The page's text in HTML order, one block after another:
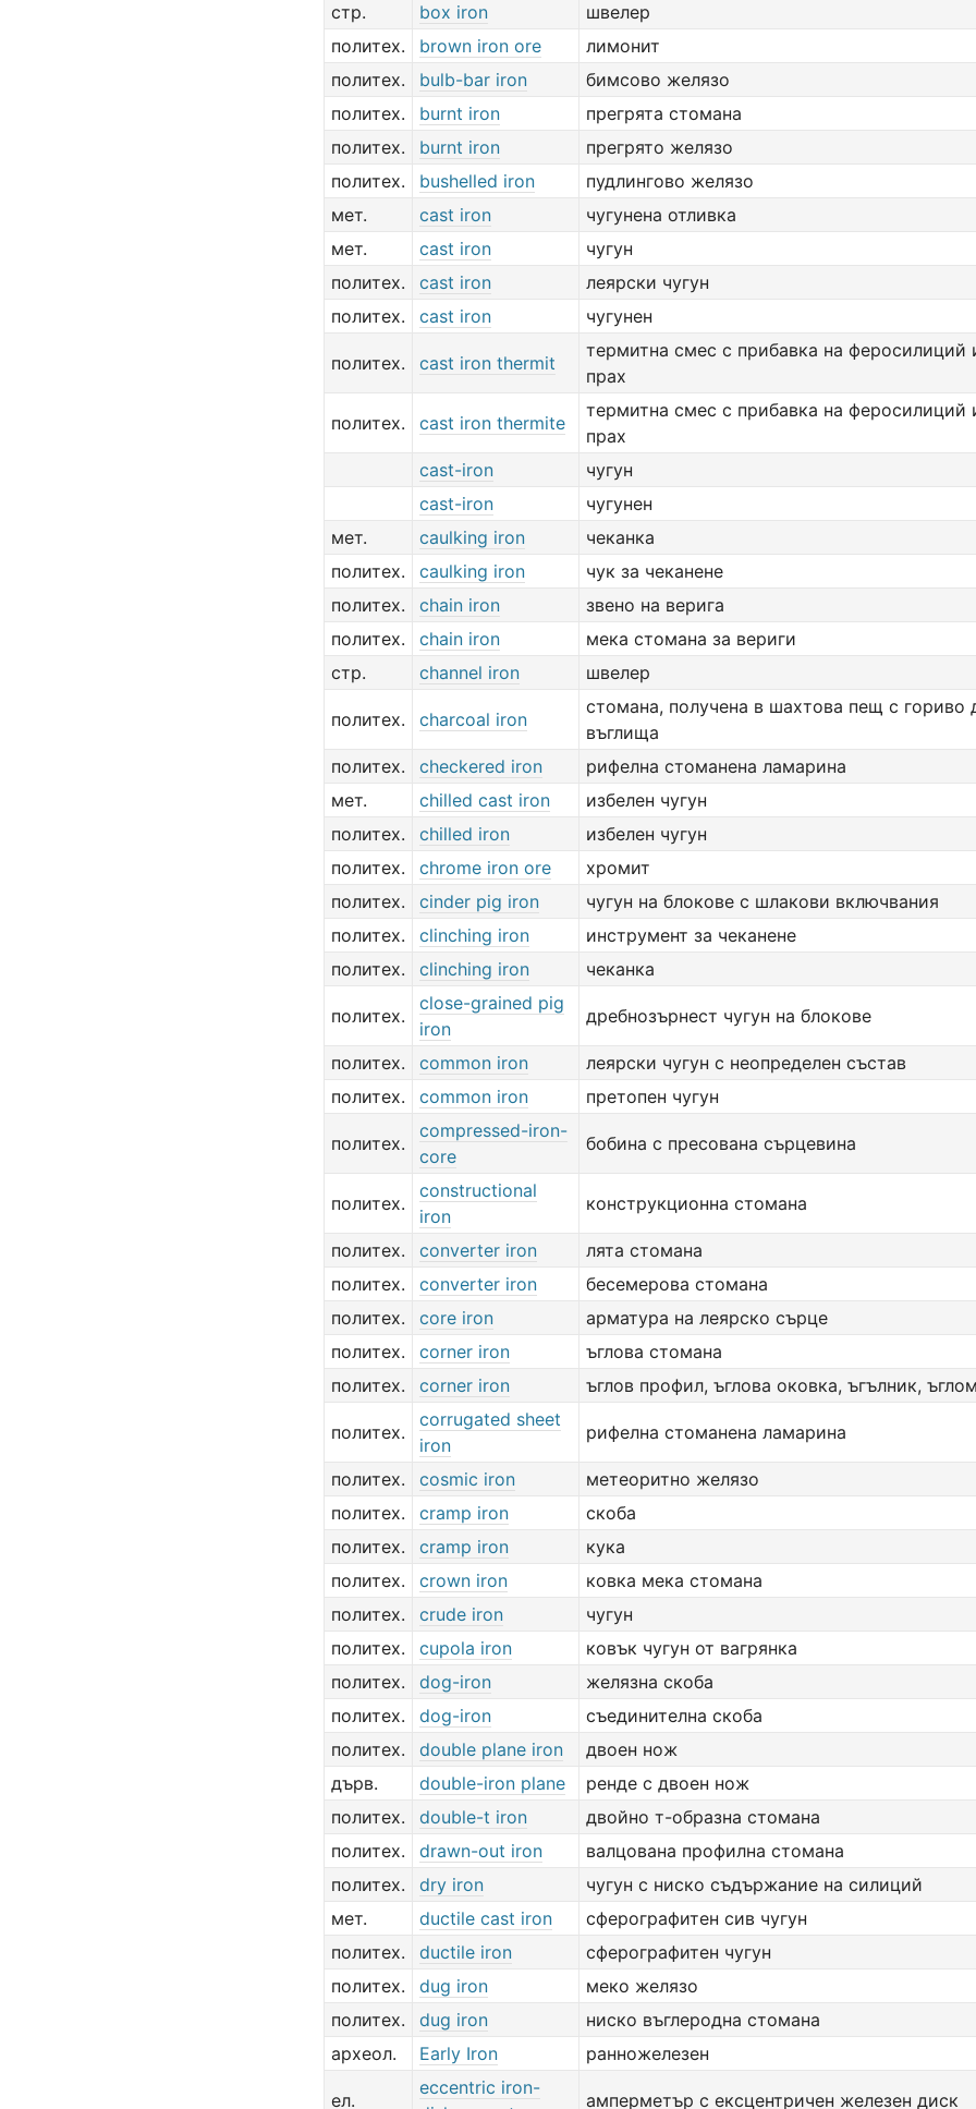
стр.
box iron
швелер
политех.
brown iron ore
лимонит
политех.
bulb-bar iron
бимсово желязо
политех.
burnt iron
прегрята стомана
политех.
burnt iron
прегрято желязо
политех.
bushelled iron
пудлингово желязо
мет.
cast iron
чугунена отливка
мет.
cast iron
чугун
политех.
cast iron
леярски чугун
политех.
cast iron чугунен
политех. cast iron thermit
термитна смес с прибавка на феросилиций
прах
политех. cast iron thermite
термитна смес с прибавка на феросилиций
прах
cast-iron
чугун
cast-iron
чугунен
мет.
caulking iron
чеканка
политех.
caulking iron
чук за чеканене
политех.
chain iron
звено на верига
политех.
chain iron
мека стомана за вериги
стр.
channel iron швелер
политех. charcoal iron
стомана, получена в шахтова пещ с гориво
въглища
политех.
checkered iron
рифелна стоманена ламарина
мет.
chilled cast iron
избелен чугун
политех.
chilled iron
избелен чугун
политех.
chrome iron ore
хромит
политех.
cinder pig iron
чугун на блокове с шлакови включвания
политех.
clinching iron
инструмент за чеканене
политех.
clinching iron чеканка
политех.
close-grained pig
iron
дребнозърнест чугун на блокове
политех. common iron
леярски чугун с неопределен състав
политех.
common iron претопен чугун
политех.
compressed-iron-
core
бобина с пресована сърцевина
политех.
constructional
iron
конструкционна стомана
политех. converter iron
лята стомана
политех.
converter iron
бесемерова стомана
политех.
core iron
арматура на леярско сърце
политех.
corner iron
ъглова стомана
политех.
corner iron ъглов профил, ъглова оковка, ъгълник,
политех.
corrugated sheet
iron
рифелна стоманена ламарина
политех. cosmic iron
метеоритно желязо
политех.
cramp iron
скоба
политех.
cramp iron
кука
политех.
crown iron
ковка мека стомана
политех.
crude iron
чугун
политех.
cupola iron
ковък чугун от вагрянка
политех.
dog-iron
желязна скоба
политех.
dog-iron
съединителна скоба
политех.
double plane iron
двоен нож
дърв.
double-iron plane
ренде с двоен нож
политех.
double-t iron
двойно т-образна стомана
политех.
drawn-out iron
валцована профилна стомана
политех.
dry iron
чугун с ниско съдържание на силиций
мет.
ductile cast iron
сферографитен сив чугун
политех.
ductile iron
сферографитен чугун
политех.
dug iron
меко желязо
политех.
dug iron
ниско въглеродна стомана
археол.
Early Iron ранножелезен
ел.
eccentric iron-
амперметър с ексцентричен железен диск